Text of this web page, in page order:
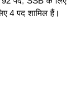
4 पद शामिल हैं।